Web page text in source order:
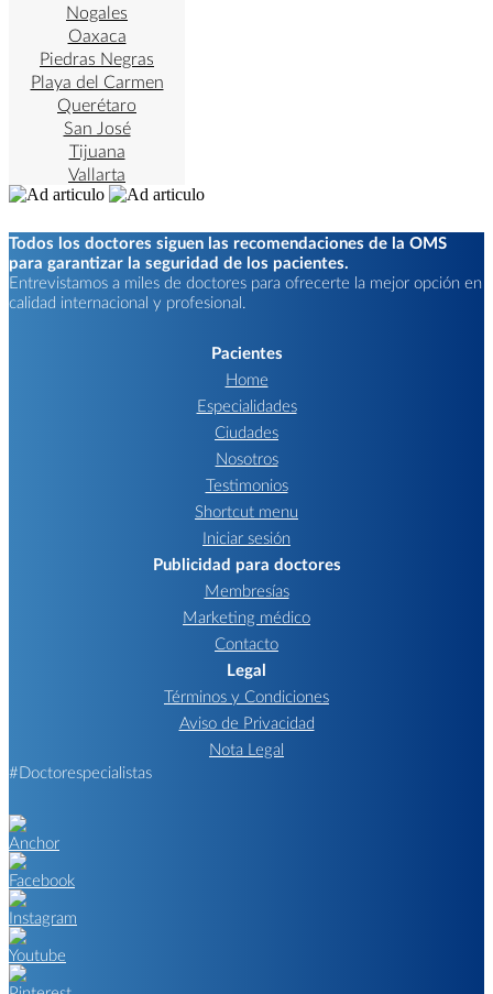
Nogales
Oaxaca
Piedras Negras
Playa del Carmen
Querétaro
San José
Tijuana
Vallarta
Todos los doctores siguen las recomendaciones de la OMS
para garantizar la seguridad de los pacientes.
Entrevistamos a miles de doctores para ofrecerte la mejor opción en
calidad internacional y profesional.
Pacientes
Home
Especialidades
Ciudades
Nosotros
Testimonios
Shortcut menu
Iniciar sesión
Publicidad para doctores
Membresías
Marketing médico
Contacto
Legal
Términos y Condiciones
Aviso de Privacidad
Nota Legal
#Doctorespecialistas